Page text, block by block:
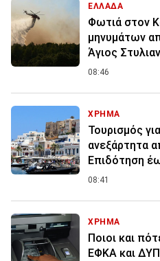
ΕΛΛΑΔΑ
Φωτιά στον
μηνυμάτων
Άγιος
08:46
ΧΡΗΜΑ
Τουρισμός
ανεξάρτητα
Επιδότηση
08:41
ΧΡΗΜΑ
Ποιοι και
ΕΦΚΑ και